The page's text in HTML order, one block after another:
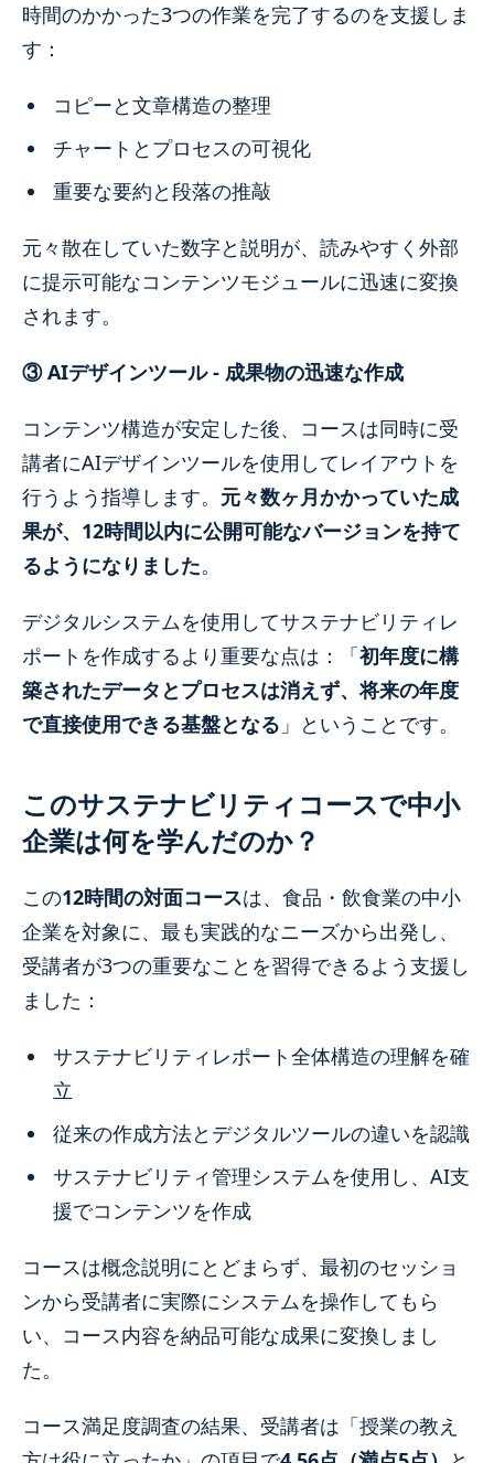
時間のかかった3つの作業を完了するのを支援しま
す：
コピーと文章構造の整理
チャートとプロセスの可視化
重要な要約と段落の推敲
元々散在していた数字と説明が、読みやすく外部
に提示可能なコンテンツモジュールに迅速に変換
されます。
③ AIデザインツール - 成果物の迅速な作成
コンテンツ構造が安定した後、コースは同時に受
講者にAIデザインツールを使用してレイアウトを
行うよう指導します。 元々数ヶ月かかっていた成
果が、12時間以内に公開可能なバージョンを持て
るようになりました。
デジタルシステムを使用してサステナビリティレ
ポートを作成するより重要な点は：「初年度に構
築されたデータとプロセスは消えず、将来の年度
で直接使用できる基盤となる 」ということです。
このサステナビリティコースで中小
企業は何を学んだのか？
この12時間の対面コースは、食品・飲食業の中小
企業を対象に、最も実践的なニーズから出発し、
受講者が3つの重要なことを習得できるよう支援し
ました：
サステナビリティレポート全体構造の理解を確
立
従来の作成方法とデジタルツールの違いを認識
サステナビリティ管理システムを使用し、AI支
援でコンテンツを作成
コースは概念説明にとどまらず、最初のセッショ
ンから受講者に実際にシステムを操作してもら
い、コース内容を納品可能な成果に変換しまし
た。
コース満足度調査の結果、受講者は「授業の教え